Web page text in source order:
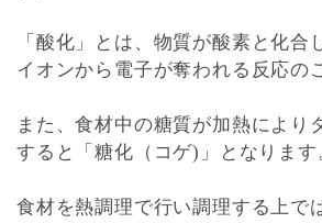
「酸化」とは、物質が酸素と化合
イオンから 電子が奪われる反応の
また、食材中の糖質が加熱により
すると「糖化（コゲ)」となります
食材を熱調理で行い調理する上で